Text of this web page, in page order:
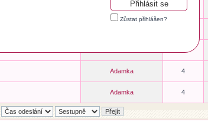
Zůstat přihlášen?
Princezna
Adamka 4
Adamka 4